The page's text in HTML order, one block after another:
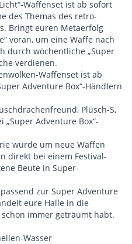
Waffenset ist ab sofort
des Themas des retro-
Bringt euren Metaerfolg
voran, um eine Waffe nach
durch wöchentliche „Super
verdienen.
Waffenset ist ab
Adventure Box“-Händlern
Plüsch-S,
Adventure Box“-
wurde um neue Waffen
direkt bei einem Festival-
Beute in Super-
zur Super Adventure
eure Halle in die
immer geträumt habt.
Wasser